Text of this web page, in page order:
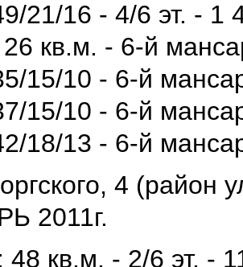
21/16 - 4/6 эт. - 1
кв.м. - 6-й
15/10 - 6-й
15/10 - 6-й
18/13 - 6-й
4 (район
2011г.
48 кв.м. - 2/6 эт. -